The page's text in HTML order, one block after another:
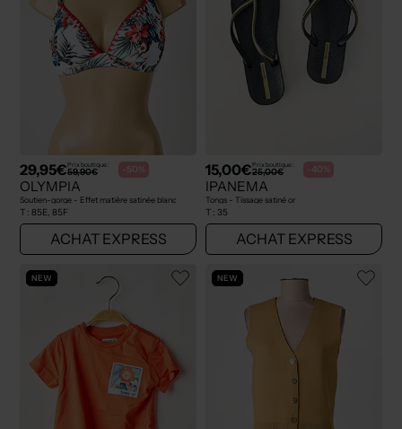
29,95€Prix boutique :
59,90€ -50%
OLYMPIA
Soutien-gorge - Effet matière satinée blanc
T : 85E, 85F
ACHAT EXPRESS
15,00€Prix boutique :
25,00€ -40%
IPANEMA
Tongs - Tissage satiné or
T : 35
ACHAT EXPRESS
NEW NEW